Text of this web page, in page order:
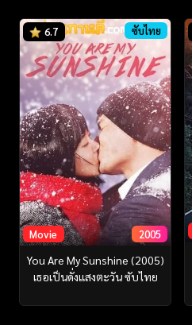
6.7 ซับไทย
Movie 2005
You Are My Sunshine (2005)
เธอเป็นดั่งแสงตะวัน ซับไทย